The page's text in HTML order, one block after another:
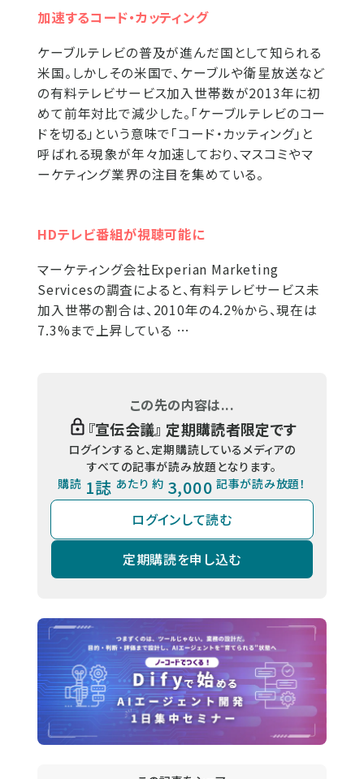
加速するコード・カッティング
ケーブルテレビの普及が進んだ国として知られる
米国。しかしその米国で、ケーブルや衛星放送など
の有料テレビサービス加入世帯数が2013年に初
めて前年対比で減少した。「ケーブルテレビのコー
ドを切る」という意味で「コード・カッティング」と
呼ばれる現象が年々加速しており、マスコミやマ
ーケティング業界の注目を集めている。
HDテレビ番組が視聴可能に
マーケティング会社Experian Marketing
Servicesの調査によると、有料テレビサービス未
加入世帯の割合は、2010年の4.2%から、現在は
7.3%まで上昇している …
この先の内容は...
『宣伝会議』 定期購読者限定です
ログインすると、定期購読しているメディアの
すべての記事が読み放題となります。
購読 1誌 あたり 約 3,000 記事が読み放題！
ログインして読む
定期購読を申し込む